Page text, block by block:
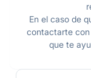
En el caso de
contactarte con
que te